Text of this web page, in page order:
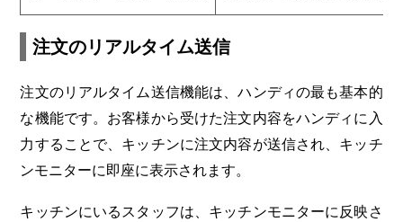
注文のリアルタイム送信
注文のリアルタイム送信機能は、ハンディの最も基本的
な機能です。お客様から受けた注文内容をハンディに入
力することで、キッチンに注文内容が送信され、キッチ
ンモニターに即座に表示されます。
キッチンにいるスタッフは、キッチンモニターに反映さ